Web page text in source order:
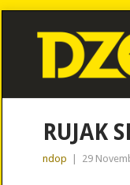
RUJAK
ndop 29